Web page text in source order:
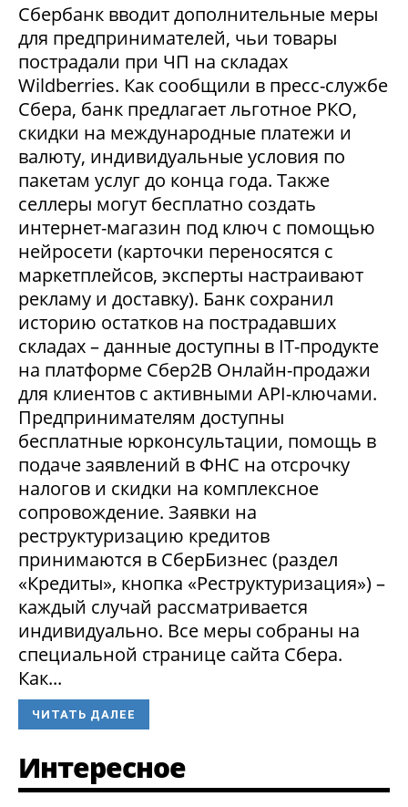
Сбербанк вводит дополнительные меры
для предпринимателей, чьи товары
пострадали при ЧП на складах
Wildberries. Как сообщили в пресс-службе
Сбера, банк предлагает льготное РКО,
скидки на международные платежи и
валюту, индивидуальные условия по
пакетам услуг до конца года. Также
селлеры могут бесплатно создать
интернет-магазин под ключ с помощью
нейросети (карточки переносятся с
маркетплейсов, эксперты настраивают
рекламу и доставку). Банк сохранил
историю остатков на пострадавших
складах – данные доступны в IT-продукте
на платформе Сбер2В Онлайн-продажи
для клиентов с активными API-ключами.
Предпринимателям доступны
бесплатные юрконсультации, помощь в
подаче заявлений в ФНС на отсрочку
налогов и скидки на комплексное
сопровождение. Заявки на
реструктуризацию кредитов
принимаются в СберБизнес (раздел
«Кредиты», кнопка «Реструктуризация») –
каждый случай рассматривается
индивидуально. Все меры собраны на
специальной странице сайта Сбера.
Как...
ЧИТАТЬ ДАЛЕЕ
Интересное